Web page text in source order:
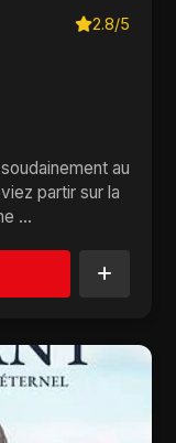
2.8/5
au
partir sur la
...